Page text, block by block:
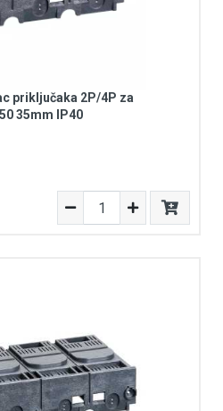
priključaka 2P/4P za
35mm IP40